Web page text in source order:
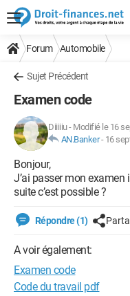
Forum Automobile
Sujet Précédent
Examen code
Diiiiiu- Modifié le 16
AN.Banker- 16
Bonjour,
J’ai passer mon examen
suite c’est possible ?
Répondre (1)
A voir également:
Examen code
Code du travail pdf